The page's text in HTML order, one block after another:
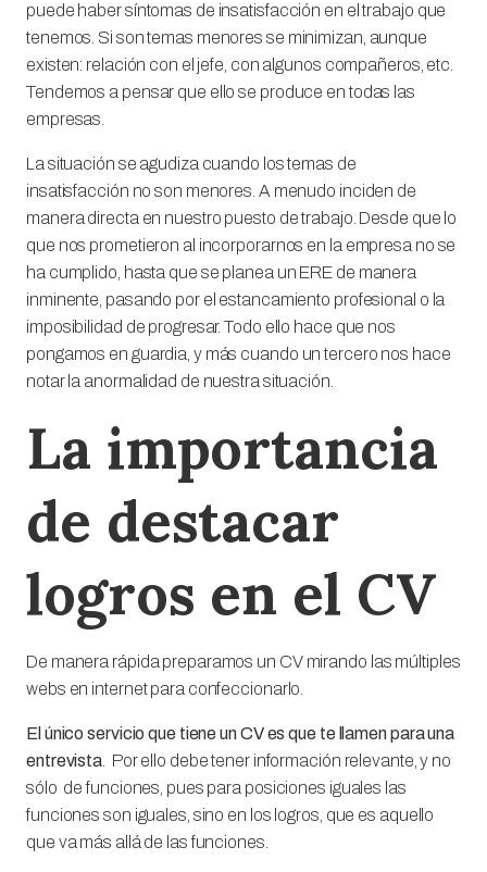
puede haber síntomas de insatisfacción en el trabajo que
tenemos. Si son temas menores se minimizan, aunque
existen: relación con el jefe, con algunos compañeros, etc.
Tendemos a pensar que ello se produce en todas las
empresas.
La situación se agudiza cuando los temas de
insatisfacción no son menores. A menudo inciden de
manera directa en nuestro puesto de trabajo. Desde que lo
que nos prometieron al incorporarnos en la empresa no se
ha cumplido, hasta que se planea un ERE de manera
inminente, pasando por el estancamiento profesional o la
imposibilidad de progresar. Todo ello hace que nos
pongamos en guardia, y más cuando un tercero nos hace
notar la anormalidad de nuestra situación.
La importancia
de destacar
logros en el CV
De manera rápida preparamos un CV mirando las múltiples
webs en internet para confeccionarlo.
El único servicio que tiene un CV es que te llamen para una
entrevista . Por ello debe tener información relevante, y no
sólo de funciones, pues para posiciones iguales las
funciones son iguales, sino en los logros, que es aquello
que va más allá de las funciones.